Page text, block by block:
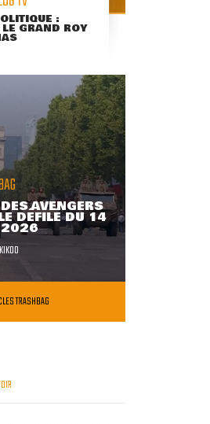
:
GRAND ROY
AVENGERS
DÉFILÉ DU 14
2026
TRASHBAG